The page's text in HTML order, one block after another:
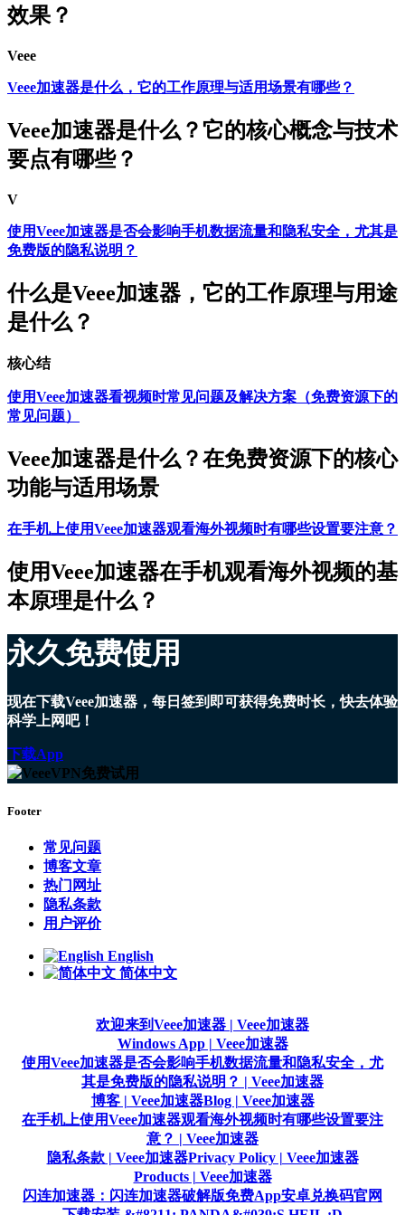
效果？
Veee
Veee加速器是什么，它的工作原理与适用场景有哪些？
Veee加速器是什么？它的核心概念与技术
要点有哪些？
V
使用Veee加速器是否会影响手机数据流量和隐私安全，尤其是
免费版的隐私说明？
什么是Veee加速器，它的工作原理与用途
是什么？
核心结
使用Veee加速器看视频时常见问题及解决方案（免费资源下的
常见问题）
Veee加速器是什么？在免费资源下的核心
功能与适用场景
在手机上使用Veee加速器观看海外视频时有哪些设置要注意？
使用Veee加速器在手机观看海外视频的基
本原理是什么？
永久免费使用
现在下载Veee加速器，每日签到即可获得免费时长，快去体验
科学上网吧！
下载App
Footer
常见问题
博客文章
热门网址
隐私条款
用户评价
English
简体中文
欢迎来到Veee加速器 | Veee加速器
Windows App | Veee加速器
使用Veee加速器是否会影响手机数据流量和隐私安全，尤
其是免费版的隐私说明？ | Veee加速器
博客 | Veee加速器Blog | Veee加速器
在手机上使用Veee加速器观看海外视频时有哪些设置要注
意？ | Veee加速器
隐私条款 | Veee加速器Privacy Policy | Veee加速器
Products | Veee加速器
闪连加速器：闪连加速器破解版免费App安卓兑换码官网